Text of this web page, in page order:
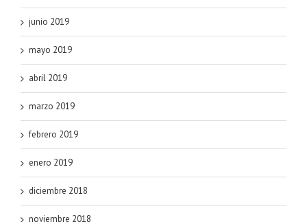
junio 2019
mayo 2019
abril 2019
marzo 2019
febrero 2019
enero 2019
diciembre 2018
noviembre 2018